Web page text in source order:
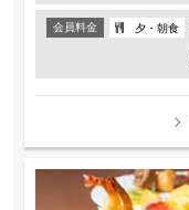
会員料金 夕・朝食